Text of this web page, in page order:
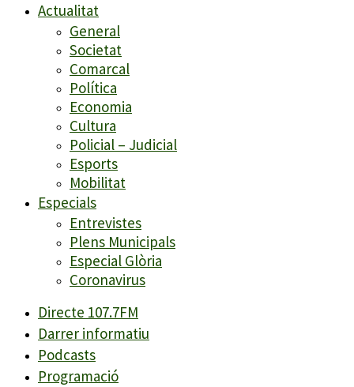
Actualitat
General
Societat
Comarcal
Política
Economia
Cultura
Policial – Judicial
Esports
Mobilitat
Especials
Entrevistes
Plens Municipals
Especial Glòria
Coronavirus
Directe 107.7FM
Darrer informatiu
Podcasts
Programació